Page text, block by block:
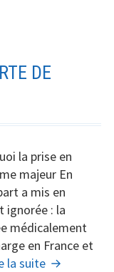
DE
la prise en
majeur En
a mis en
ignorée : la
médicalement
en France et
la suite Jambes